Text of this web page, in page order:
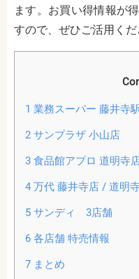
ます。お買い得情報が
すので、ぜひご活用くだ
1 業務スーパー 藤井寺
2サンプラザ 小山店
3食品館アプロ 道明寺
4万代 藤井寺店 / 道明
5サンディ 3店舗
6各店舗 特売情報
7まとめ